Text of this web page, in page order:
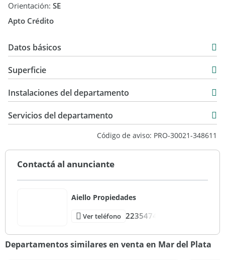
Orientación: SE
Apto Crédito
Datos básicos
Venta
USD 295.000
Superficie
80 m2
Instalaciones del departamento
Servicios del departamento
Código de aviso: PRO-30021-348611
Contactá al anunciante
Aiello Propiedades
Ver teléfono 2235474
Departamentos similares en venta en Mar del Plata